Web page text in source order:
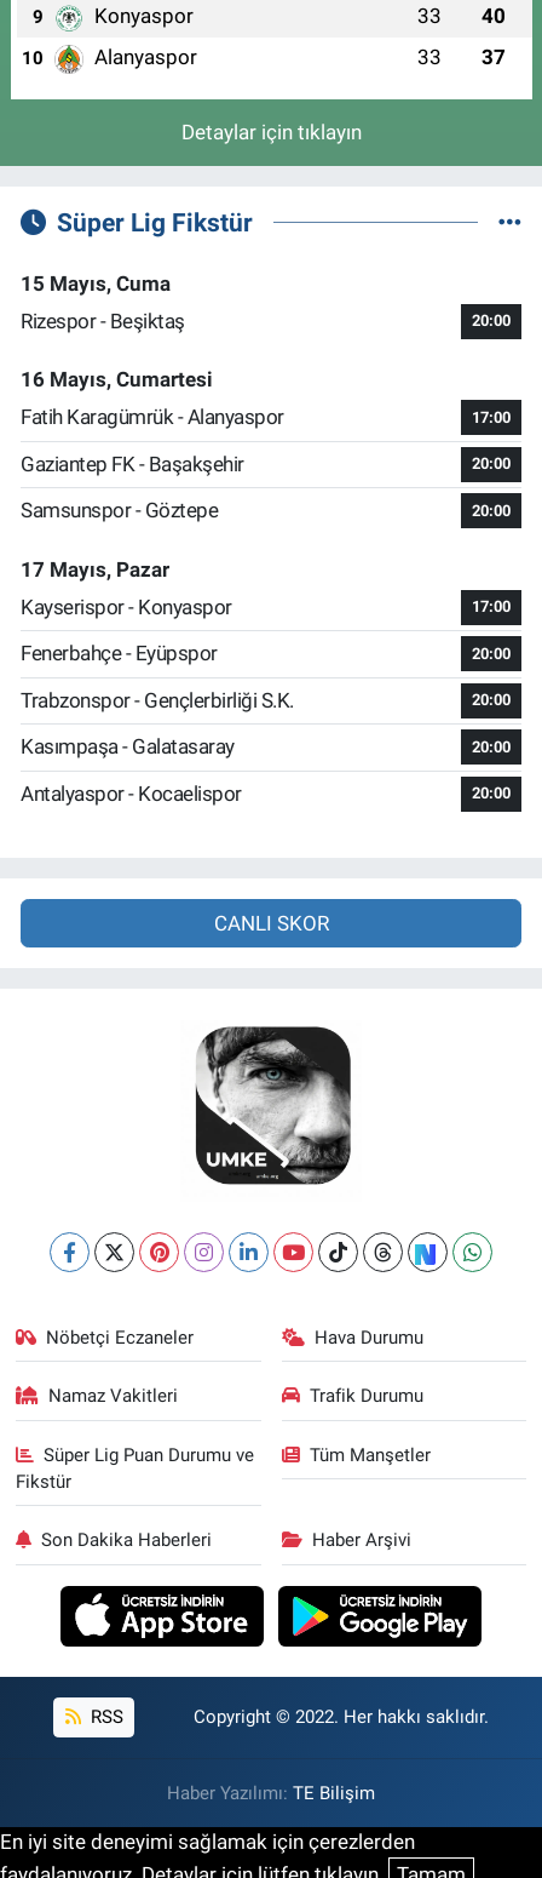
9 Konyaspor 33 40
10 Alanyaspor 33 37
Detaylar için tıklayın
Süper Lig Fikstür
15 Mayıs, Cuma
Rizespor - Beşiktaş
20:00
16 Mayıs, Cumartesi
Fatih Karagümrük - Alanyaspor
17:00
Gaziantep FK - Başakşehir 20:00
Samsunspor - Göztepe 20:00
17 Mayıs, Pazar
Kayserispor - Konyaspor
17:00
Fenerbahçe - Eyüpspor 20:00
Trabzonspor - Gençlerbirliği S.K. 20:00
Kasımpaşa - Galatasaray 20:00
Antalyaspor - Kocaelispor 20:00
CANLI SKOR
Nöbetçi Eczaneler Hava Durumu
Namaz Vakitleri Trafik Durumu
Süper Lig Puan Durumu ve
Fikstür
Tüm Manşetler
Son Dakika Haberleri Haber Arşivi
RSS Copyright © 2022. Her hakkı saklıdır.
Haber Yazılımı: TE Bilişim
En iyi site deneyimi sağlamak için çerezlerden